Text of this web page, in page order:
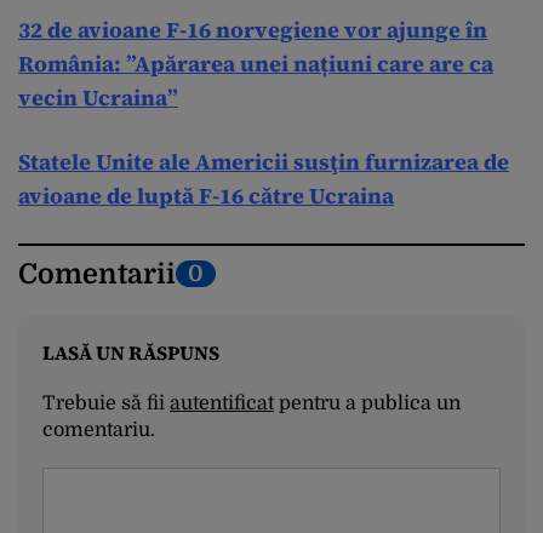
32 de avioane F-16 norvegiene vor ajunge în
România: ”Apărarea unei națiuni care are ca
vecin Ucraina”
Statele Unite ale Americii susţin furnizarea de
avioane de luptă F-16 către Ucraina
Comentarii 0
LASĂ UN RĂSPUNS
Trebuie să fii autentificatpentru a publica un
comentariu.